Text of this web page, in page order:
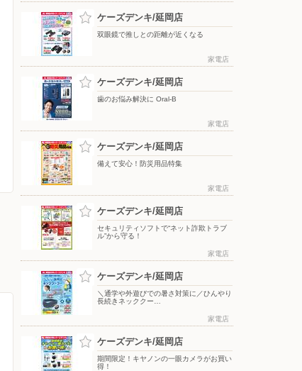
ケーズデンキ/延岡店
双眼鏡で推しとの距離が近くなる
家電店
ケーズデンキ/延岡店
歯のお悩み解決に Oral-B
家電店
ケーズデンキ/延岡店
備えて安心！防災用品特集
家電店
ケーズデンキ/延岡店
セキュリティソフトで“ネット詐欺トラブ
ル”から守る！
家電店
ケーズデンキ/延岡店
＼通学や外遊びでの暑さ対策に／ひんやり
長続きネッククー…
家電店
ケーズデンキ/延岡店
期間限定！キヤノンの一眼カメラがお買い
得！